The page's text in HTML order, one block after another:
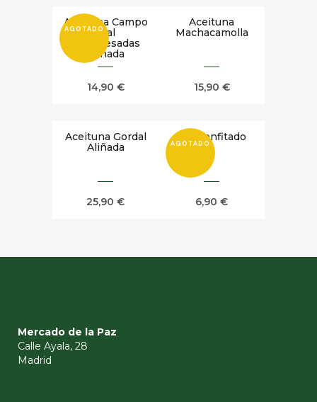
AGOTADO
Aceituna Campo
real
Deshuesadas
Aliñada
14,90 €
Aceituna
Machacamolla
15,90 €
Aceituna Gordal
Aliñada
25,90 €
AGOTADO
Ajo Confitado
6,90 €
Mercado de la Paz
Calle Ayala, 28
Madrid